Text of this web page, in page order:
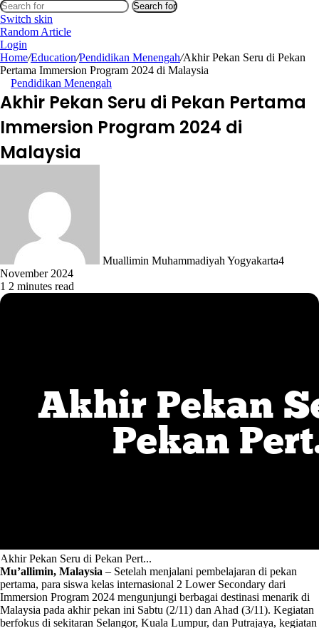
Search for
Switch skin
Random Article
Login
Home/Education/Pendidikan Menengah/Akhir Pekan Seru di Pekan
Pertama Immersion Program 2024 di Malaysia
Pendidikan Menengah
Akhir Pekan Seru di Pekan Pertama
Immersion Program 2024 di
Malaysia
Muallimin Muhammadiyah Yogyakarta4
November 2024
1 2 minutes read
Akhir Pekan Seru di Pekan Pert...
Mu’allimin, Malaysia – Setelah menjalani pembelajaran di pekan
pertama, para siswa kelas internasional 2 Lower Secondary dari
Immersion Program 2024 mengunjungi berbagai destinasi menarik di
Malaysia pada akhir pekan ini Sabtu (2/11) dan Ahad (3/11). Kegiatan
berfokus di sekitaran Selangor, Kuala Lumpur, dan Putrajaya, kegiatan